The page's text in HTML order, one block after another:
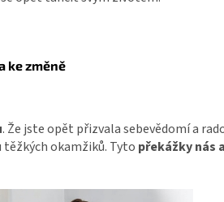
ke změně
. Že jste opět přizvala sebevědomí a
těžkých okamžiků. Tyto překážky nás